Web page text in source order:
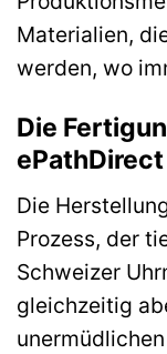
Materialien,
werden, wo
Die
ePathDirect
Die
Prozess, der
Schweizer
gleichzeitig